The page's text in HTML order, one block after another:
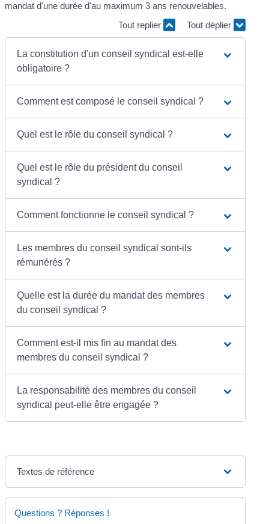
mandat d'une durée d'au maximum 3 ans renouvelables.
Tout replier
Tout déplier
La constitution d'un conseil syndical est-elle
obligatoire ?
Comment est composé le conseil syndical ?
Quel est le rôle du conseil syndical ?
Quel est le rôle du président du conseil
syndical ?
Comment fonctionne le conseil syndical ?
Les membres du conseil syndical sont-ils
rémunérés ?
Quelle est la durée du mandat des membres
du conseil syndical ?
Comment est-il mis fin au mandat des
membres du conseil syndical ?
La responsabilité des membres du conseil
syndical peut-elle être engagée ?
Textes de référence
Questions ? Réponses !